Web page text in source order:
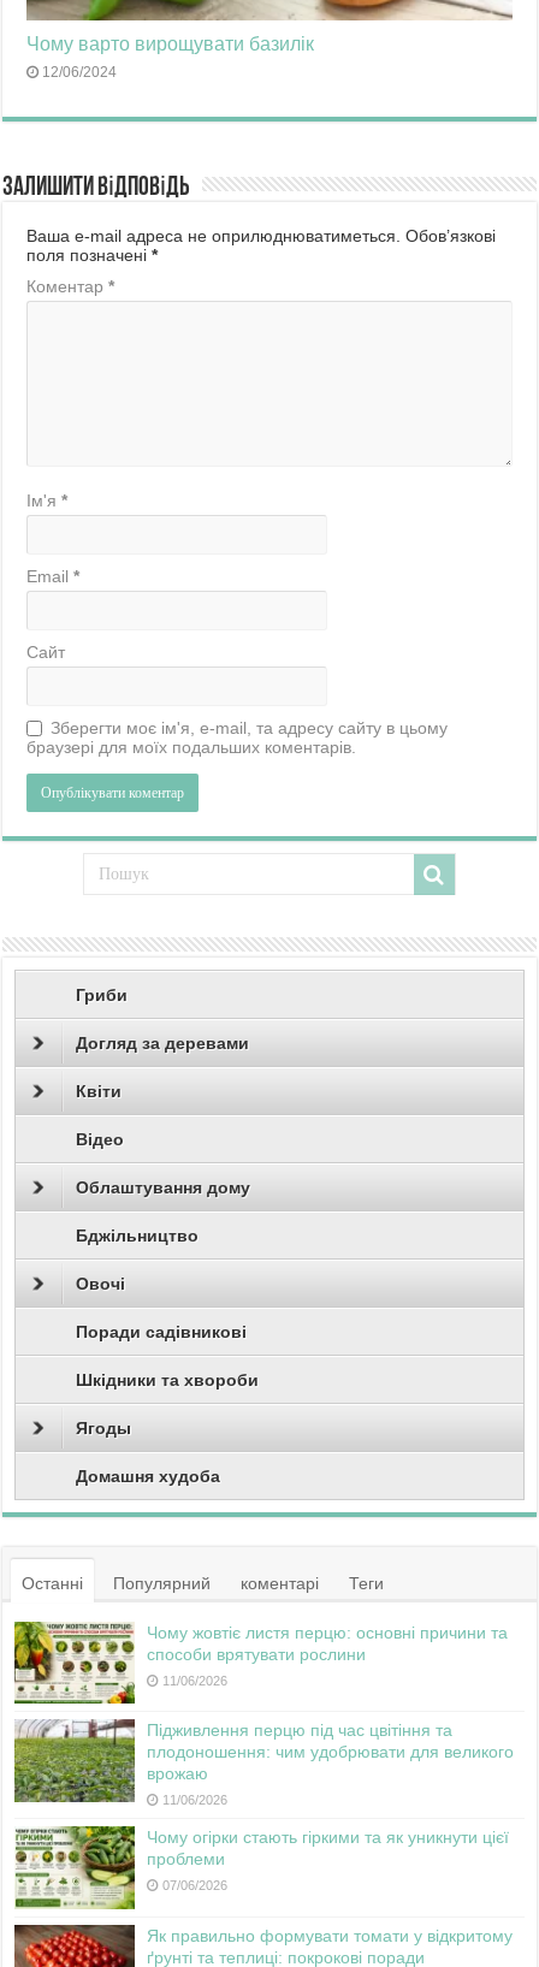
Чому варто вирощувати базилік
12/06/2024
Залишити відповідь
Ваша e-mail адреса не оприлюднюватиметься. Обов’язкові
поля позначені*
Коментар*
Ім'я*
Email*
Сайт
Зберегти моє ім'я, e-mail, та адресу сайту в цьому
браузері для моїх подальших коментарів.
Гриби
Догляд за деревами
Квіти
Відео
Облаштування дому
Бджільництво
Овочі
Поради садівникові
Шкідники та хвороби
Ягоды
Домашня худоба
Останні Популярний коментарі Теги
Чому жовтіє листя перцю: основні причини та
способи врятувати рослини
11/06/2026
Підживлення перцю під час цвітіння та
плодоношення: чим удобрювати для великого
врожаю
11/06/2026
Чому огірки стають гіркими та як уникнути цієї
проблеми
07/06/2026
Як правильно формувати томати у відкритому
ґрунті та теплиці: покрокові поради